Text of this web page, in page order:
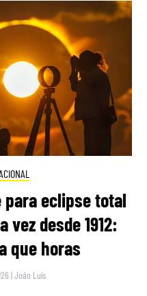
eclipse total
vez desde 1912:
que horas
|João Luís